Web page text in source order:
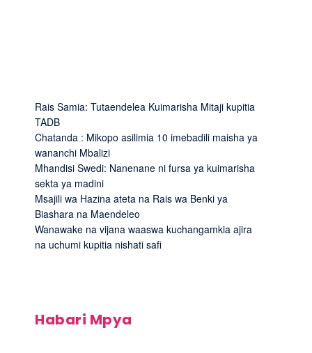
Rais Samia: Tutaendelea Kuimarisha Mitaji kupitia
TADB
Chatanda : Mikopo asilimia 10 imebadili maisha ya
wananchi Mbalizi
Mhandisi Swedi: Nanenane ni fursa ya kuimarisha
sekta ya madini
Msajili wa Hazina ateta na Rais wa Benki ya
Biashara na Maendeleo
Wanawake na vijana waaswa kuchangamkia ajira
na uchumi kupitia nishati safi
Habari Mpya